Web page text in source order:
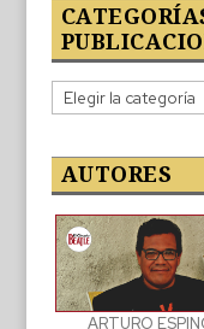
Categorías
de
publicaciones
AUTORES
ARTURO